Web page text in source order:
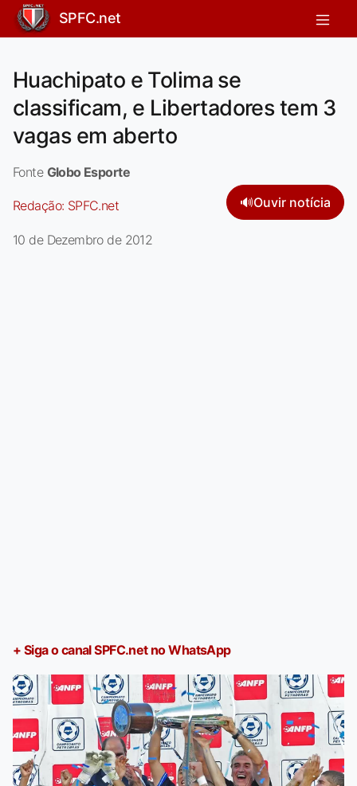
SPFC.net
Huachipato e Tolima se
classificam, e Libertadores tem 3
vagas em aberto
Fonte Globo Esporte
Redação: SPFC.net 🔊Ouvir notícia
10 de Dezembro de 2012
+ Siga o canal SPFC.net no WhatsApp